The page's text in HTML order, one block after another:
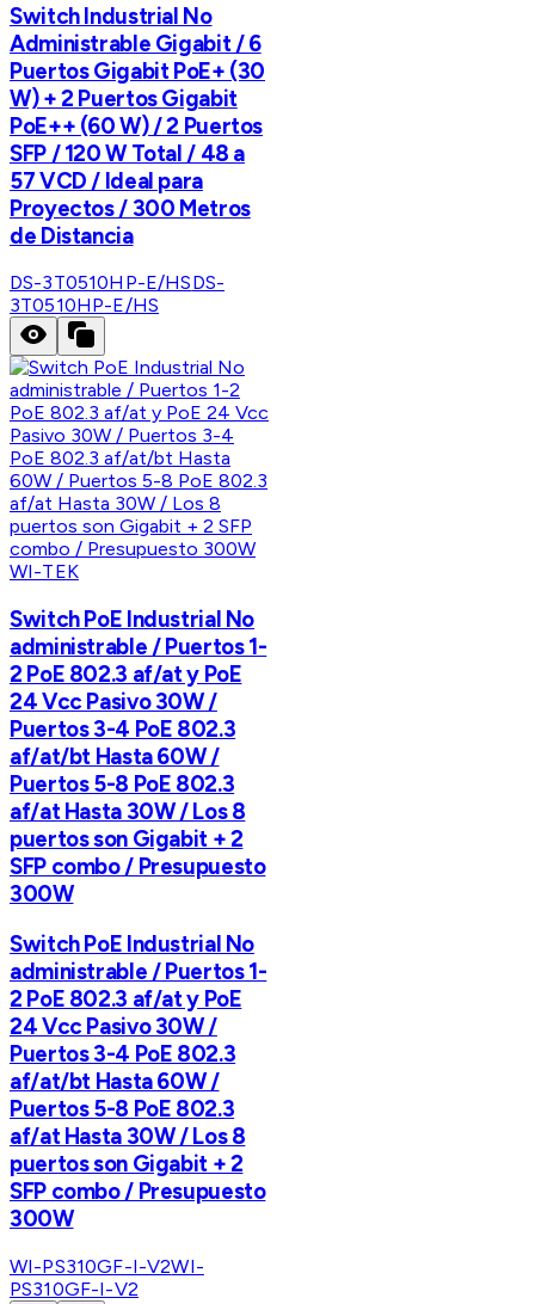
Switch Industrial No
Administrable Gigabit / 6
Puertos Gigabit PoE+ (30
W) + 2 Puertos Gigabit
PoE++ (60 W) / 2 Puertos
SFP / 120 W Total / 48 a
57 VCD / Ideal para
Proyectos / 300 Metros
de Distancia
DS-3T0510HP-E/HSDS-
3T0510HP-E/HS
WI-TEK
Switch PoE Industrial No
administrable / Puertos 1-
2 PoE 802.3 af/at y PoE
24 Vcc Pasivo 30W /
Puertos 3-4 PoE 802.3
af/at/bt Hasta 60W /
Puertos 5-8 PoE 802.3
af/at Hasta 30W / Los 8
puertos son Gigabit + 2
SFP combo / Presupuesto
300W
Switch PoE Industrial No
administrable / Puertos 1-
2 PoE 802.3 af/at y PoE
24 Vcc Pasivo 30W /
Puertos 3-4 PoE 802.3
af/at/bt Hasta 60W /
Puertos 5-8 PoE 802.3
af/at Hasta 30W / Los 8
puertos son Gigabit + 2
SFP combo / Presupuesto
300W
WI-PS310GF-I-V2WI-
PS310GF-I-V2